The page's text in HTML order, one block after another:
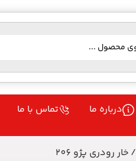
درباره ما تماس با ما
/ خار رودری پژو 206